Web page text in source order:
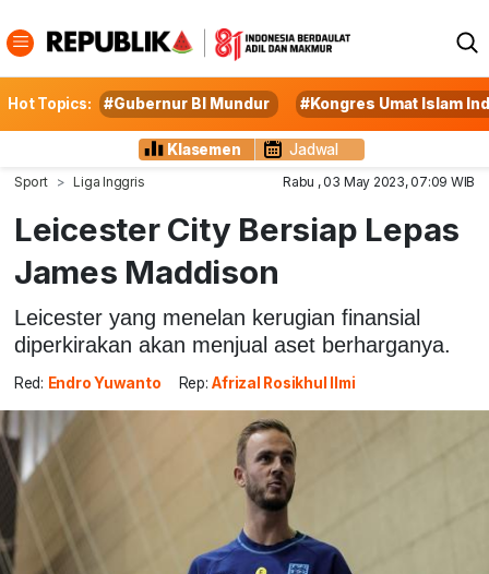
Hot Topics: #Gubernur BI Mundur #Kongres Umat Islam
Klasemen Jadwal
Sport Liga Inggris Rabu , 03 May 2023, 07:09 WIB
Leicester City Bersiap Lepas
James Maddison
Leicester yang menelan kerugian finansial
diperkirakan akan menjual aset berharganya.
Red: Endro Yuwanto Rep: Afrizal Rosikhul Ilmi